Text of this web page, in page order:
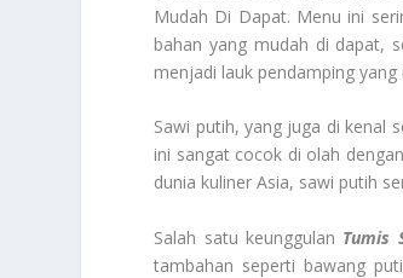
Mudah Di Dapat. Menu ini
bahan yang mudah di dapat,
menjadi lauk pendamping
Sawi putih, yang juga di kenal
ini sangat cocok di olah
dunia kuliner Asia, sawi putih
Salah satu keunggulan Tumis
tambahan seperti bawang